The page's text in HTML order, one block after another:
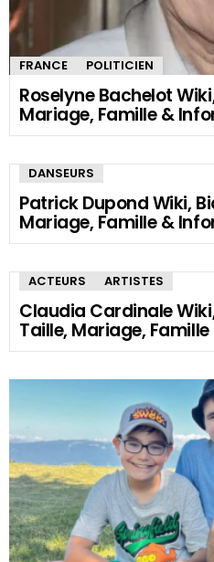
FRANCE POLITICIEN
Roselyne Bachelot
Mariage, Famille &
DANSEURS
Patrick Dupond Wiki,
Mariage, Famille &
ACTEURS ARTISTES
Claudia Cardinale
Taille, Mariage,